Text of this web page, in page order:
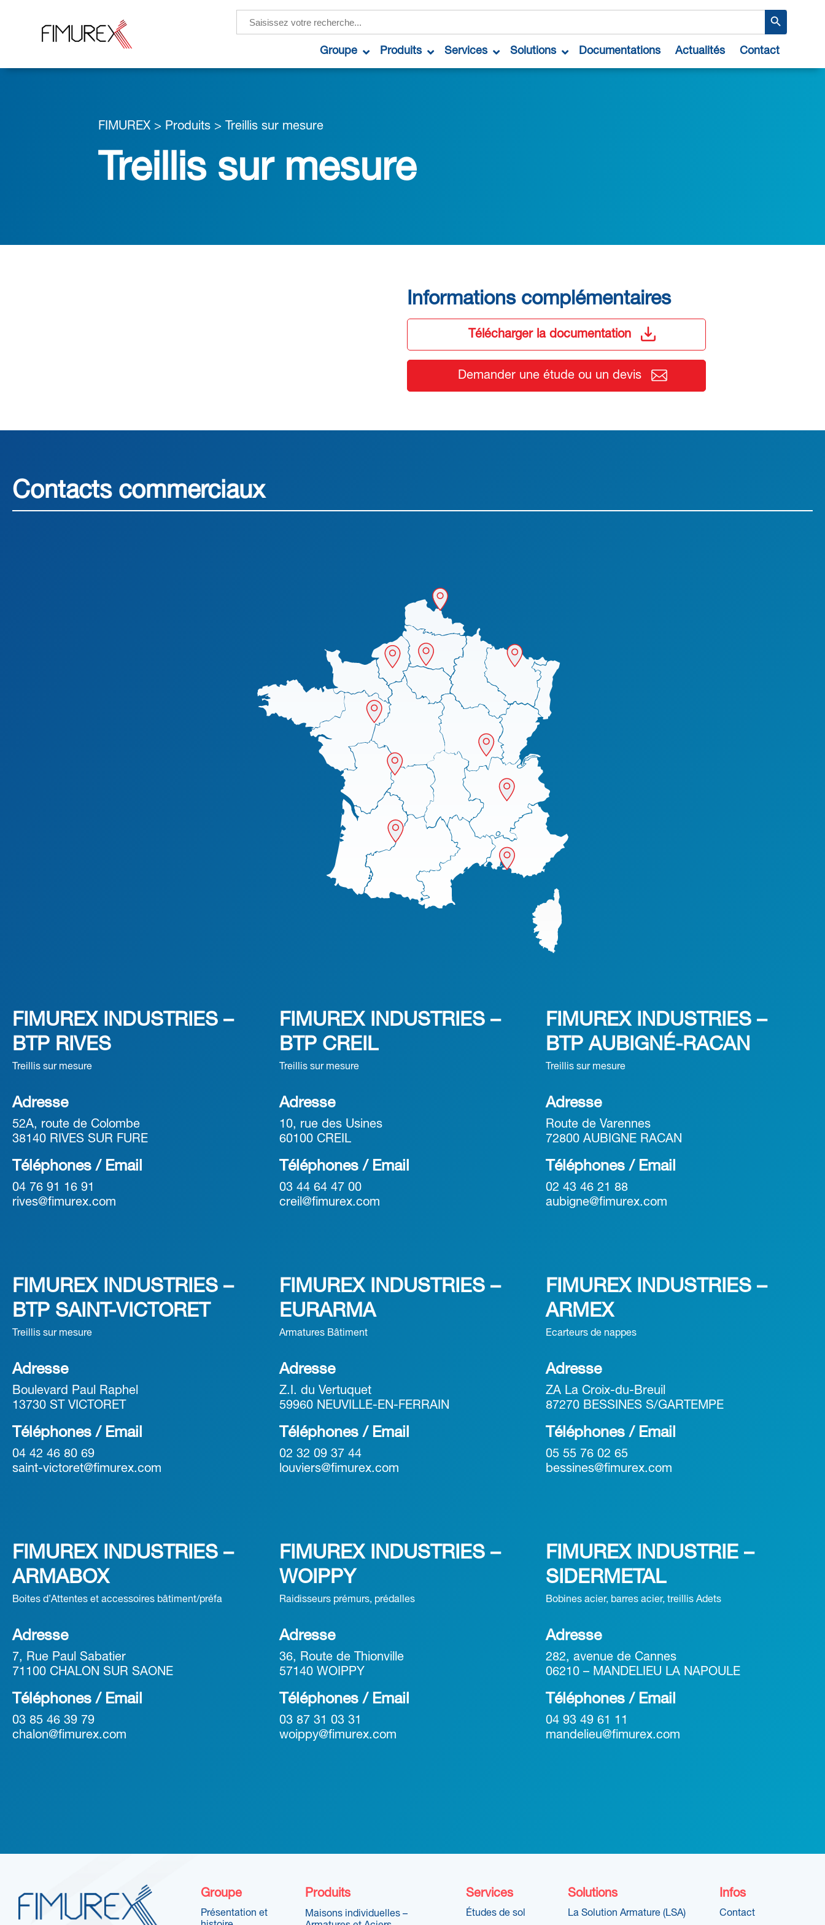
for:
Search Button
Groupe Produits Services Solutions Documentations Actualités Contact
FIMUREX > Produits > Treillis sur mesure
Treillis sur mesure
Informations complémentaires
Télécharger la documentation
Demander une étude ou un devis
Contacts commerciaux
FIMUREX INDUSTRIES –
BTP RIVES
Treillis sur mesure
Adresse
52A, route de Colombe
38140 RIVES SUR FURE
Téléphones / Email
04 76 91 16 91
rives@fimurex.com
FIMUREX INDUSTRIES –
BTP CREIL
Treillis sur mesure
Adresse
10, rue des Usines
60100 CREIL
Téléphones / Email
03 44 64 47 00
creil@fimurex.com
FIMUREX INDUSTRIES –
BTP AUBIGNÉ-RACAN
Treillis sur mesure
Adresse
Route de Varennes
72800 AUBIGNE RACAN
Téléphones / Email
02 43 46 21 88
aubigne@fimurex.com
FIMUREX INDUSTRIES –
BTP SAINT-VICTORET
Treillis sur mesure
Adresse
Boulevard Paul Raphel
13730 ST VICTORET
Téléphones / Email
04 42 46 80 69
saint-victoret@fimurex.com
FIMUREX INDUSTRIES –
EURARMA
Armatures Bâtiment
Adresse
Z.I. du Vertuquet
59960 NEUVILLE-EN-FERRAIN
Téléphones / Email
02 32 09 37 44
louviers@fimurex.com
FIMUREX INDUSTRIES –
ARMEX
Ecarteurs de nappes
Adresse
ZA La Croix-du-Breuil
87270 BESSINES S/GARTEMPE
Téléphones / Email
05 55 76 02 65
bessines@fimurex.com
FIMUREX INDUSTRIES –
ARMABOX
Boites d’Attentes et accessoires bâtiment/préfa
Adresse
7, Rue Paul Sabatier
71100 CHALON SUR SAONE
Téléphones / Email
03 85 46 39 79
chalon@fimurex.com
FIMUREX INDUSTRIES –
WOIPPY
Raidisseurs prémurs, prédalles
Adresse
36, Route de Thionville
57140 WOIPPY
Téléphones / Email
03 87 31 03 31
woippy@fimurex.com
FIMUREX INDUSTRIE –
SIDERMETAL
Bobines acier, barres acier, treillis Adets
Adresse
282, avenue de Cannes
06210 – MANDELIEU LA NAPOULE
Téléphones / Email
04 93 49 61 11
mandelieu@fimurex.com
Groupe
Présentation et
Produits
Maisons individuelles –
Services
Études de sol
Solutions
La Solution Armature (LSA)
Infos
Contact